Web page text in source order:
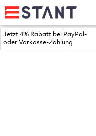
Jetzt 4% Rabatt bei PayPal-
oder Vorkasse-Zahlung